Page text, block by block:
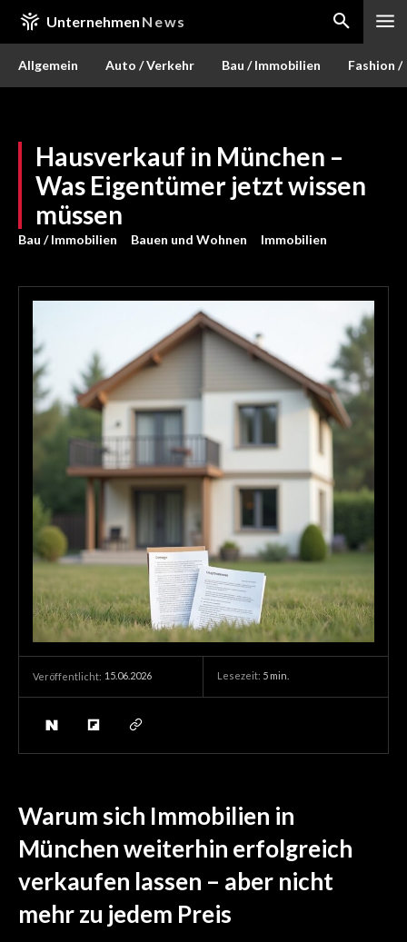
Unternehmen News
Allgemein Auto / Verkehr Bau / Immobilien Fashion /
Hausverkauf in München –
Was Eigentümer jetzt wissen
müssen
Bau / Immobilien Bauen und Wohnen Immobilien
Veröffentlicht: 15.06.2026 Lesezeit: 5 min.
Warum sich Immobilien in
München weiterhin erfolgreich
verkaufen lassen – aber nicht
mehr zu jedem Preis